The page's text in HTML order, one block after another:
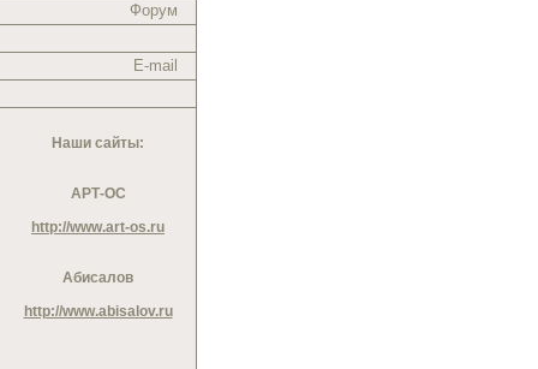
Форум
E-mail
Наши сайты:
АРТ-ОС
http://www.art-os.ru
Абисалов
http://www.abisalov.ru